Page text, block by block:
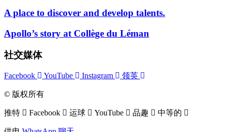
A place to discover and develop talents.
Apollo’s story at Collège du Léman
社交媒体
Facebook YouTube Instagram 领英
© 版权所有
推特 Facebook 运球 YouTube 品趣 中等的